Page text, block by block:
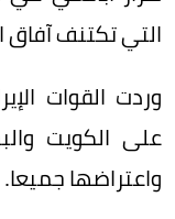
التي تكتنف آفاق
وردت القوات
على الكويت
واعتراضها جميعا.